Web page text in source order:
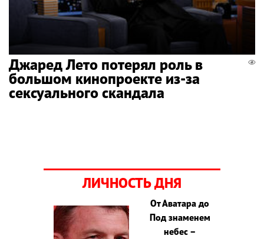
Джаред Лето потерял роль в
большом кинопроекте из-за
сексуального скандала
ЛИЧНОСТЬ ДНЯ
От Аватара до
Под знаменем
небес –